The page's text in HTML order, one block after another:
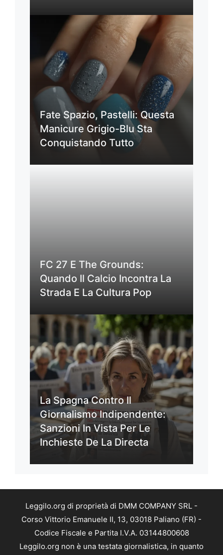
Fate Spazio, Pastelli: Questa
Manicure Grigio-Blu Sta
Conquistando Tutto
FC 27 E The Grounds:
Quando Il Calcio Incontra La
Strada E La Cultura Pop
La Spagna Contro Il
Giornalismo Indipendente:
Sanzioni In Vista Per Le
Inchieste De La Directa
Leggilo.org di proprietà di DMM COMPANY SRL -
Corso Vittorio Emanuele II, 13, 03018 Paliano (FR) -
Codice Fiscale e Partita I.V.A. 03144800608
Leggilo.org non è una testata giornalistica, in quanto